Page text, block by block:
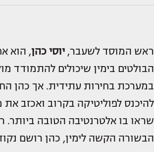
ראש המוסד לשעבר, יוסי כהן, הוא
הבולטים בימין שיכולים להתמודד
במערכת בחירות עתידית. אך כהן
להיכנס לפוליטיקה בקרוב ואכזב את
שראו בו אלטרנטיבה הטובה ביותר.
הבשורה הקשה לימין, כהן רושם